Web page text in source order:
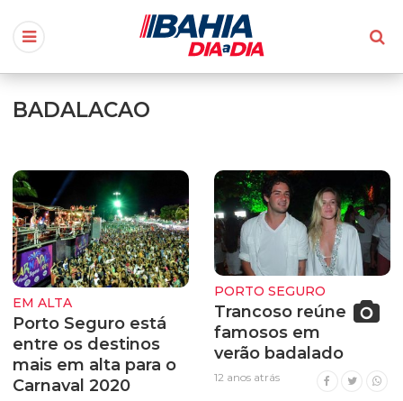
BADALACAO
EM ALTA
Porto Seguro está
entre os destinos
mais em alta para o
Carnaval 2020
PORTO SEGURO
Trancoso reúne
famosos em
verão badalado
12 anos atrás